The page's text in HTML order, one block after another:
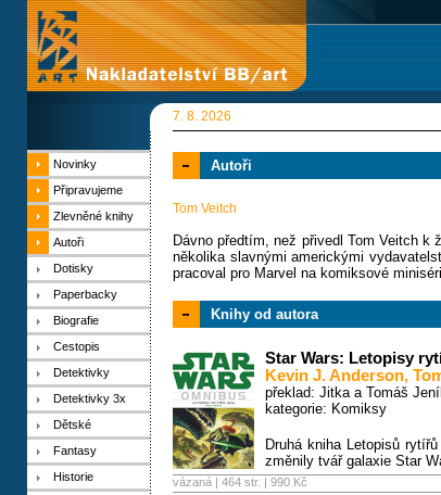
7. 8. 2026
Novinky
Připravujeme
Zlevněné knihy
Autoři
Dotisky
Paperbacky
Biografie
Cestopis
Detektivky
Detektivky 3x
Dětské
Fantasy
Historie
Autoři
Tom Veitch
Dávno předtím, než přivedl Tom Veitch k
několika slavnými americkými
pracoval pro Marvel na komiksové
Knihy od autora
Star Wars: Letopisy
Kevin J. Anderson,
překlad: Jitka a Tomáš
kategorie: Komiksy
Druhá kniha Letopisů
změnily tvář galaxie Star
vázaná | 464 str. | 990 Kč